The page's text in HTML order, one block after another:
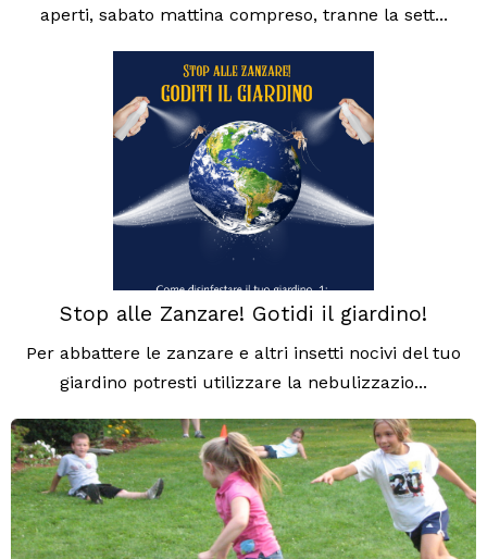
aperti, sabato mattina compreso, tranne la sett...
Stop alle Zanzare! Gotidi il giardino!
Per abbattere le zanzare e altri insetti nocivi del tuo
giardino potresti utilizzare la nebulizzazio...